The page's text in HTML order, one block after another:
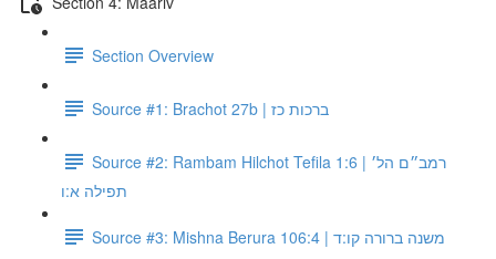
Section Overview
Source #1: Brachot 27b | ברכות כז
Source #2: Rambam Hilchot Tefila 1:6 | רמב״ם הל׳
תפילה א:ו
Source #3: Mishna Berura 106:4 | משנה ברורה קו:ד